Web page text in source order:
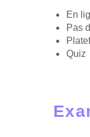
En
Pas
Quiz